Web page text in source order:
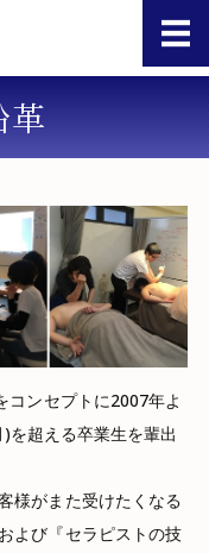
TRTA 東京リメ
革
コンセプトに2007年よ
を超える卒業生を輩出
様がまた受けたくなる
よび『セラピストの技